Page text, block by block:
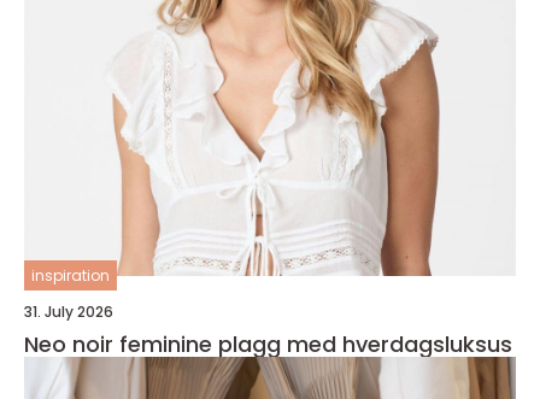
inspiration
31. July 2026
Neo noir feminine plagg med hverdagsluksus